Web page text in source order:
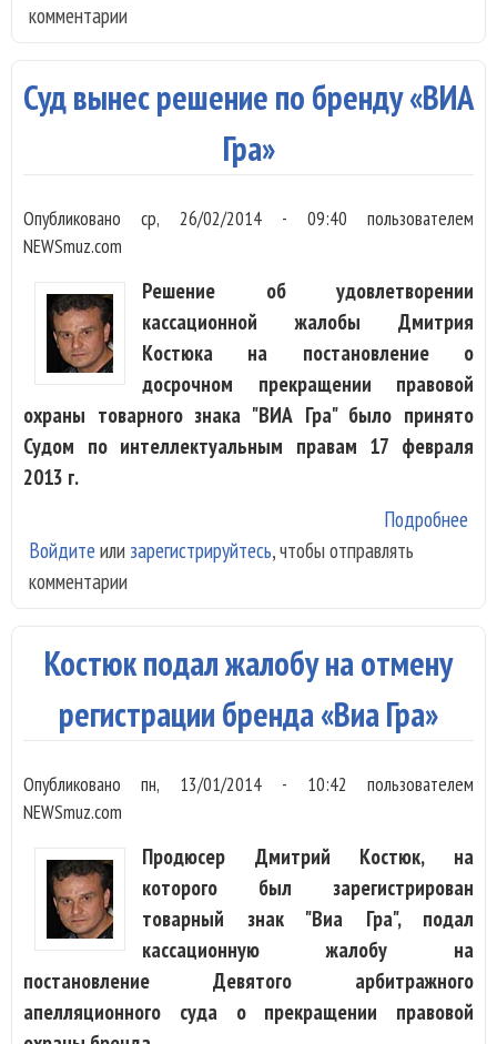
комментарии
Суд вынес решение по бренду «ВИА
Гра»
Опубликованоср, 26/02/2014 - 09:40 пользователем
NEWSmuz.com
Решение об удовлетворении
кассационной жалобы Дмитрия
Костюка на постановление о
досрочном прекращении правовой
охраны товарного знака "ВИА Гра" было принято
Судом по интеллектуальным правам 17 февраля
2013 г.
Подробнее
Войдите или зарегистрируйтесь, чтобы отправлять
комментарии
Костюк подал жалобу на отмену
регистрации бренда «Виа Гра»
Опубликованопн, 13/01/2014 - 10:42 пользователем
NEWSmuz.com
Продюсер Дмитрий Костюк, на
которого был зарегистрирован
товарный знак "Виа Гра", подал
кассационную жалобу на
постановление Девятого арбитражного
апелляционного суда о прекращении правовой